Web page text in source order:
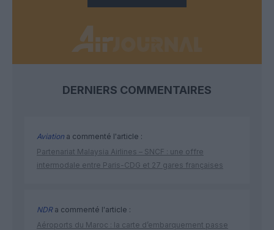
DERNIERS COMMENTAIRES
Aviation a commenté l'article :
Partenariat Malaysia Airlines – SNCF : une offre
intermodale entre Paris-CDG et 27 gares françaises
NDRa commenté l'article :
Aéroports du Maroc : la carte d’embarquement passe